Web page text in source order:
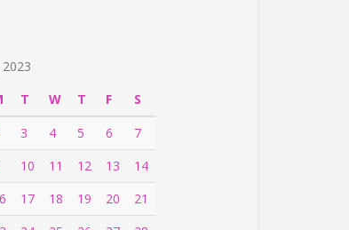
2023
T W T F
S
3 4 5 6
7
10 11 12 13
14
17 18 19 20
21